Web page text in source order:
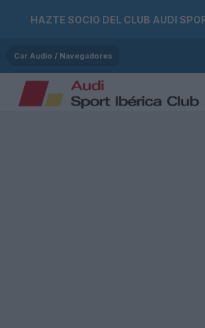
HAZTE SOCIO DEL CLUB AUDI
Car Audio / Navegadores